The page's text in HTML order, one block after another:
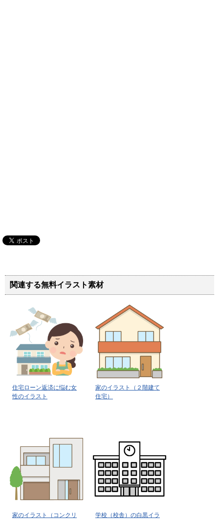
関連する無料イラスト素材
住宅ローン返済に悩む女
性のイラスト
家のイラスト（２階建て
住宅）
家のイラスト（コンクリ
学校（校舎）の白黒イラ